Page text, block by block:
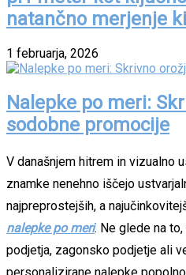
natančno merjenje
1 februarja, 2026
Nalepke po meri:
sodobne promocije
V današnjem hitrem in vizualno
znamke nenehno iščejo
najpreprostejših, a
nalepke po meri. Ne glede na
podjetja, zagonsko podjetje ali